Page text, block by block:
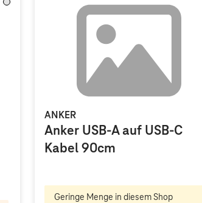
Transparent
ANKER
Anker USB-A auf USB-C
Kabel 90cm
Geringe Menge in diesem Shop